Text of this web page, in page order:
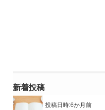
新着投稿
投稿日時:6か月前